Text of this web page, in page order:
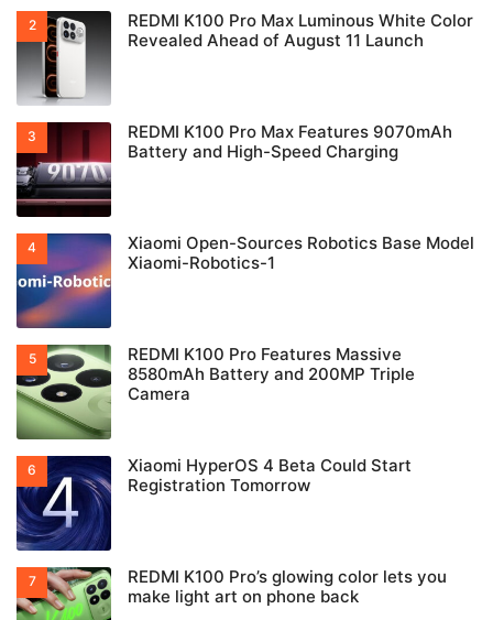
REDMI K100 Pro Max Luminous White Color
Revealed Ahead of August 11 Launch
REDMI K100 Pro Max Features 9070mAh
Battery and High-Speed Charging
Xiaomi Open-Sources Robotics Base Model
Xiaomi-Robotics-1
REDMI K100 Pro Features Massive
8580mAh Battery and 200MP Triple
Camera
Xiaomi HyperOS 4 Beta Could Start
Registration Tomorrow
REDMI K100 Pro’s glowing color lets you
make light art on phone back